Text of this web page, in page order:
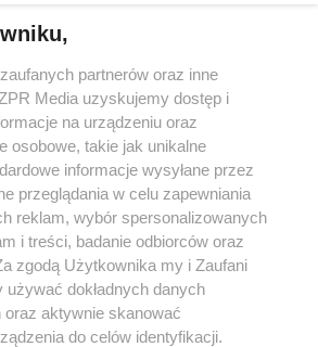
partnerów oraz inne
Media uzyskujemy dostęp i
na urządzeniu oraz
osobowe, takie jak unikalne
informacje wysyłane przez
przeglądania w celu zapewniania
reklam, wybór spersonalizowanych
i treści, badanie odbiorców oraz
zgodą Użytkownika my i Zaufani
dokładnych danych
aktywnie skanować
do celów identyfikacji.